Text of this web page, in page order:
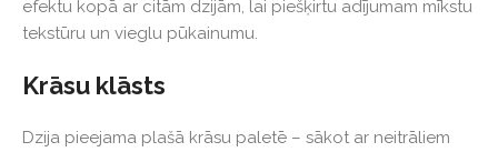
efektu kopā ar citām dzijām, lai piešķirtu adījumam mīkstu
tekstūru un vieglu pūkainumu.
Krāsu klāsts
Dzija pieejama plašā krāsu paletē – sākot ar neitrāliem